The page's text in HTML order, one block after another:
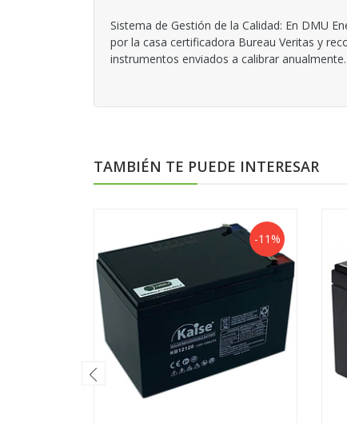
Sistema de Gestión de la Calidad: En DMU
por la casa certificadora Bureau Veritas y
instrumentos enviados a calibrar anualmente.
TAMBIÉN TE PUEDE INTERESAR
-11%